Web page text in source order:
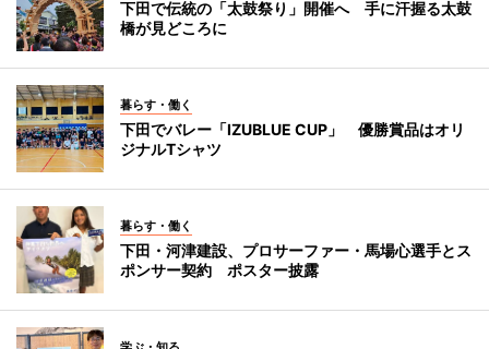
下田で伝統の「太鼓祭り」開催へ 手に汗握る太鼓
橋が見どころに
暮らす・働く
下田でバレー「IZUBLUE CUP」 優勝賞品はオリ
ジナルTシャツ
暮らす・働く
下田・河津建設、プロサーファー・馬場心選手とス
ポンサー契約 ポスター披露